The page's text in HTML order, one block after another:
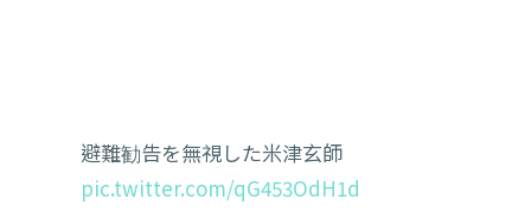
避難勧告を無視した米津玄師
pic.twitter.com/qG453OdH1d